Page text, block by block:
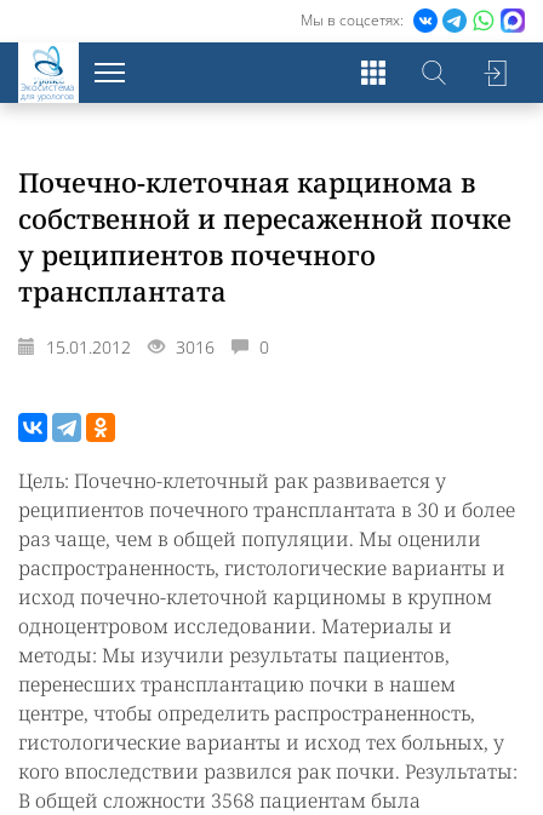
Мы в соцсетях:
Экосистема
для урологов
Почечно-клеточная карцинома в
собственной и пересаженной почке
у реципиентов почечного
трансплантата
15.01.2012 3016 0
Цель: Почечно-клеточный рак развивается у
реципиентов почечного трансплантата в 30 и более
раз чаще, чем в общей популяции. Мы оценили
распространенность, гистологические варианты и
исход почечно-клеточной карциномы в крупном
одноцентровом исследовании. Материалы и
методы: Мы изучили результаты пациентов,
перенесших трансплантацию почки в нашем
центре, чтобы определить распространенность,
гистологические варианты и исход тех больных, у
кого впоследствии развился рак почки. Результаты:
В общей сложности 3568 пациентам была